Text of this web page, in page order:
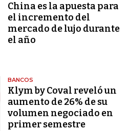
China es la apuesta para
el incremento del
mercado de lujo durante
el año
BANCOS
Klym by Coval reveló un
aumento de 26% de su
volumen negociado en
primer semestre